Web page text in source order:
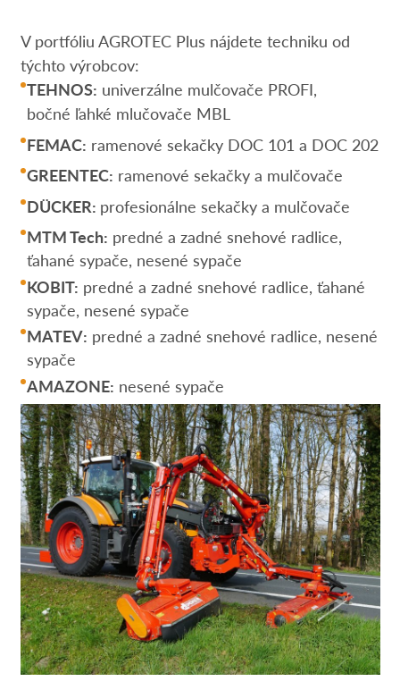
V portfóliu AGROTEC Plus nájdete techniku od
týchto výrobcov:
TEHNOS: univerzálne mulčovače PROFI,
bočné ľahké mlučovače MBL
FEMAC: ramenové sekačky DOC 101 a DOC 202
GREENTEC: ramenové sekačky a mulčovače
DÜCKER: profesionálne sekačky a mulčovače
MTM Tech: predné a zadné snehové radlice,
ťahané sypače, nesené sypače
KOBIT: predné a zadné snehové radlice, ťahané
sypače, nesené sypače
MATEV: predné a zadné snehové radlice, nesené
sypače
AMAZONE: nesené sypače